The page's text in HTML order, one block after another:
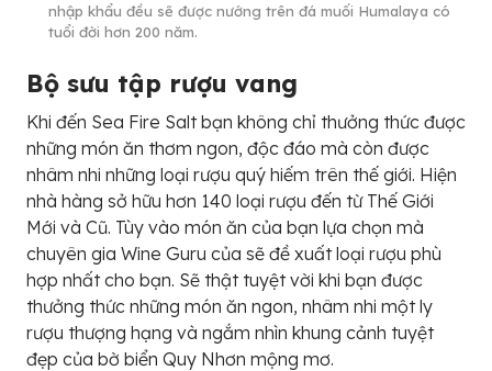
nhập khẩu đều sẽ được nướng trên đá muối Humalaya có
tuổi đời hơn 200 năm.
Bộ sưu tập rượu vang
Khi đến Sea Fire Salt bạn không chỉ thưởng thức được
những món ăn thơm ngon, độc đáo mà còn được
nhâm nhi những loại rượu quý hiếm trên thế giới. Hiện
nhà hàng sở hữu hơn 140 loại rượu đến từ Thế Giới
Mới và Cũ. Tùy vào món ăn của bạn lựa chọn mà
chuyên gia Wine Guru của sẽ đề xuất loại rượu phù
hợp nhất cho bạn. Sẽ thật tuyệt vời khi bạn được
thưởng thức những món ăn ngon, nhâm nhi một ly
rượu thượng hạng và ngắm nhìn khung cảnh tuyệt
đẹp của bờ biển Quy Nhơn mộng mơ.